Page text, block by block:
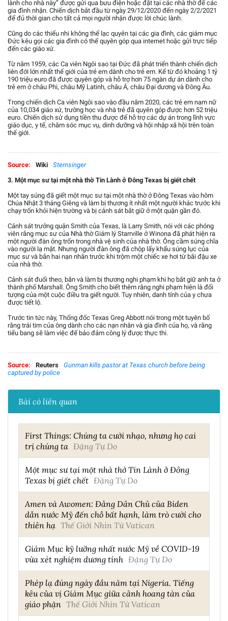
lành cho nhà này” được gửi qua bưu điện hoặc đặt tại các nhà thờ để các
gia đình nhận. Chiến dịch bắt đầu từ ngày 29/12/2020 đến ngày 2/2/2021
để đủ thời gian cho tất cả mọi người nhận được lời chúc lành.
Cũng do các thiếu nhi không thể lạc quyên tại các gia đình, các giám mục
Đức kêu gọi các gia đình có thể quyên góp qua internet hoặc gửi trực tiếp
đến các giáo xứ.
Từ năm 1959, các Ca viên Ngôi sao tại Đức đã phát triển thành chiến dịch
liên đới lớn nhất thế giới của trẻ em dành cho trẻ em. Kể từ đó khoảng 1 tỷ
190 triệu euro đã được quyên góp và hỗ trợ hơn 75 ngàn dự án dành cho
trẻ em ở châu Phi, châu Mỹ Latinh, châu Á, châu Đại dương và Đông Âu.
Trong chiến dịch Ca viên Ngôi sao vào đầu năm 2020, các trẻ em nam nữ
của 10,034 giáo xứ, trường học và nhà trẻ đã quyên góp được hơn 52 triệu
euro. Chiến dịch sử dụng tiền thu được để hỗ trợ các dự án trong lĩnh vực
giáo dục, y tế, chăm sóc mục vụ, dinh dưỡng và hội nhập xã hội trên toàn
thế giới.
Source: Wiki
Sternsinger
3. Một mục sư tại một nhà thờ Tin Lành ở Đông Texas bị giết chết
Một tay súng đã giết một mục sư tại một nhà thờ ở Đông Texas vào hôm
Chúa Nhật 3 tháng Giêng và làm bị thương ít nhất một người khác trước khi
chạy trốn khỏi hiện trường và bị cảnh sát bắt giữ ở một quận gần đó.
Cảnh sát trưởng quận Smith của Texas, là Larry Smith, nói với các phóng
viên rằng mục sư của Nhà thờ Giám lý Starrville ở Winona đã phát hiện ra
một người đàn ông trốn trong nhà vệ sinh của nhà thờ. Ông cầm súng chĩa
vào người lạ mặt. Nhưng người đàn ông đã chộp lấy khẩu súng lục của
mục sư và bắn hai nạn nhân trước khi trộm một chiếc xe hơi từ bãi đậu xe
của nhà thờ.
Cảnh sát đuổi theo, bắn và làm bị thương nghi phạm khi họ bắt giữ anh ta ở
thành phố Marshall. Ông Smith cho biết thêm rằng nghi phạm hiện là đối
tượng của một cuộc điều tra giết người. Tuy nhiên, danh tính của y chưa
được tiết lộ.
Trước tin tức này, Thống đốc Texas Greg Abbott nói trong một tuyên bố
rằng trái tim của ông dành cho các nạn nhân và gia đình của họ, và rằng
tiểu bang sẽ làm việc để bảo đảm công lý được thực thi.
Source: Reuters
Gunman kills pastor at Texas church before being
captured by police
Bài có liên quan
First Things: Chúng ta cười nhạo, nhưng họ cai
trị chúng ta Đặng Tự Do
Một mục sư tại một nhà thờ Tin Lành ở Đông
Texas bị giết chết Đặng Tự Do
Amen và Awomen: Đảng Dân Chủ của Biden
dẫn nước Mỹ đến chỗ bất hạnh, làm trò cười cho
thiên hạ Thế Giới Nhìn Từ Vatican
Giám Mục kỹ lưỡng nhất nước Mỹ về COVID-19
vừa xét nghiệm dương tính Đặng Tự Do
Phép lạ đúng ngày đầu năm tại Nigeria. Tiếng
kêu của vị Giám Mục giữa cảnh hoang tàn của
giáo phận Thế Giới Nhìn Từ Vatican